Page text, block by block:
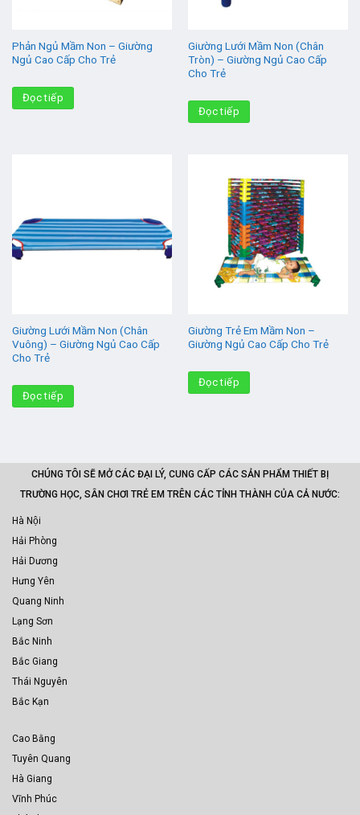
Phản Ngủ Mầm Non – Giường
Ngủ Cao Cấp Cho Trẻ
Đọc tiếp
Giường Lưới Mầm Non (Chân
Tròn) – Giường Ngủ Cao Cấp
Cho Trẻ
Đọc tiếp
Giường Lưới Mầm Non (Chân
Vuông) – Giường Ngủ Cao Cấp
Cho Trẻ
Đọc tiếp
Giường Trẻ Em Mầm Non –
Giường Ngủ Cao Cấp Cho Trẻ
Đọc tiếp
CHÚNG TÔI SẼ MỞ CÁC ĐẠI LÝ, CUNG CẤP CÁC SẢN PHẨM THIẾT BỊ
TRƯỜNG HỌC, SÂN CHƠI TRẺ EM TRÊN CÁC TỈNH THÀNH CỦA CẢ NƯỚC:
Hà Nội
Hải Phòng
Hải Dương
Hưng Yên
Quang Ninh
Lạng Sơn
Bắc Ninh
Bắc Giang
Thái Nguyên
Bắc Kạn
Cao Bằng
Tuyên Quang
Hà Giang
Vĩnh Phúc